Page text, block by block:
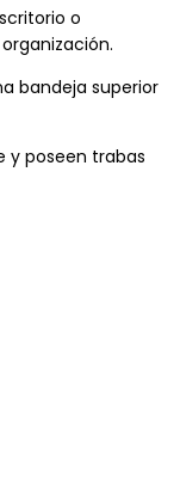
o
bandeja superior
y poseen trabas